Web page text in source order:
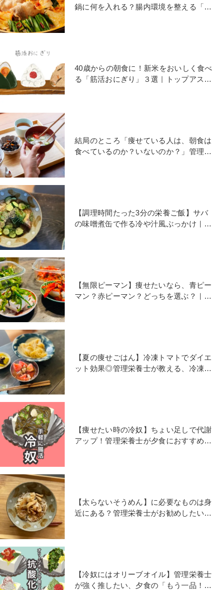
鍋に何を入れる？腸内環境を整える「鍋
40歳からの朝食に！新米をおいしく食べ
る「筋活おにぎり」３選｜トップアスリ
結局のところ「痩せている人は、朝食は
食べているのか？いないのか？」管理栄
【調理時間たった3分の栄養ご飯】サバ
の味噌煮缶で作る冷や汁風ぶっかけ｜管
【無限ピーマン】痩せたいなら、青ピー
マン？赤ピーマン？どっちを選ぶ？｜管
【夏の痩せごはん】冷凍トマトでダイエ
ット効果◎管理栄養士が教える、冷凍ト
【痩せたい時の冷奴】ちょい足しで代謝
アップ！管理栄養士が夕食におすすめし
【太らないそうめん】に必要なものは身
近にある？管理栄養士がお勧めしたい
【冷奴にはオリーブオイル】管理栄養士
が強く推したい、夕食の「もう一品！」